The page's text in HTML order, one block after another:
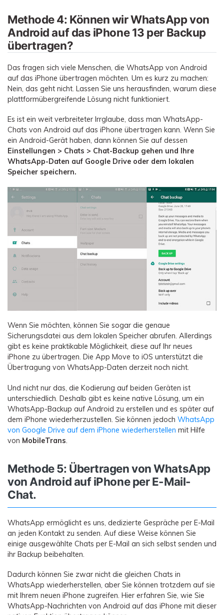
Methode 4: Können wir WhatsApp von
Android auf das iPhone 13 per Backup
übertragen?
Das fragen sich viele Menschen, die WhatsApp von Android
auf das iPhone übertragen möchten. Um es kurz zu machen:
Nein, das geht nicht. Lassen Sie uns herausfinden, warum diese
plattformübergreifende Lösung nicht funktioniert.
Es ist ein weit verbreiteter Irrglaube, dass man WhatsApp-
Chats von Android auf das iPhone übertragen kann. Wenn Sie
ein Android-Gerät haben, dann können Sie auf dessen
Einstellungen > Chats > Chat-Backup gehen und Ihre
WhatsApp-Daten auf Google Drive oder dem lokalen
Speicher speichern.
Wenn Sie möchten, können Sie sogar die genaue
Sicherungsdatei aus dem lokalen Speicher abrufen. Allerdings
gibt es keine praktikable Möglichkeit, diese auf Ihr neues
iPhone zu übertragen. Die App Move to iOS unterstützt die
Übertragung von WhatsApp-Daten derzeit noch nicht.
Und nicht nur das, die Kodierung auf beiden Geräten ist
unterschiedlich. Deshalb gibt es keine native Lösung, um ein
WhatsApp-Backup auf Android zu erstellen und es später auf
dem iPhone wiederherzustellen. Sie können jedoch WhatsApp
von Google Drive auf dem iPhone wiederherstellen mit Hilfe
von MobileTrans.
Methode 5: Übertragen von WhatsApp
von Android auf iPhone per E-Mail-
Chat.
WhatsApp ermöglicht es uns, dedizierte Gespräche per E-Mail
an jeden Kontakt zu senden. Auf diese Weise können Sie
einige ausgewählte Chats per E-Mail an sich selbst senden und
ihr Backup beibehalten.
Dadurch können Sie zwar nicht die gleichen Chats in
WhatsApp wiederherstellen, aber Sie können trotzdem auf sie
mit Ihrem neuen iPhone zugreifen. Hier erfahren Sie, wie Sie
WhatsApp-Nachrichten von Android auf das iPhone mit dieser